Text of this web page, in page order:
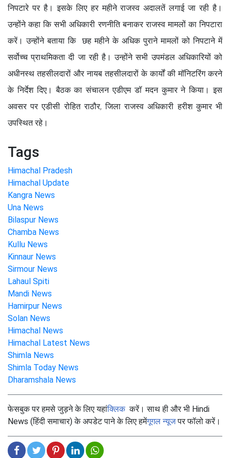
निपटारे पर है। इसके लिए हर महीने राजस्व अदालतें लगाई जा रही है।
उन्होंने कहा कि सभी अधिकारी रणनीति बनाकर राजस्व मामलों का निपटारा
करें। उन्होंने बताया कि छह महीने के अधिक पुराने मामलों को निपटाने में
सर्वोच्च प्राथमिकता दी जा रही है। उन्होंने सभी उपमंडल अधिकारियों को
अधीनस्थ तहसीलदारों और नायब तहसीलदारों के कार्यों की मॉनिटरिंग करने
के निर्देश दिए। बैठक का संचालन एडीएम डॉ मदन कुमार ने किया। इस
अवसर पर एडीसी रोहित राठौर, जिला राजस्व अधिकारी हरीश कुमार भी
उपस्थित रहे।
Tags
Himachal Pradesh
Himachal Update
Kangra News
Una News
Bilaspur News
Chamba News
Kullu News
Kinnaur News
Sirmour News
Lahaul Spiti
Mandi News
Hamirpur News
Solan News
Himachal News
Himachal Latest News
Shimla News
Shimla Today News
Dharamshala News
फेसबुक पर हमसे जुड़ने के लिए यहांक्लिककरें। साथ ही और भी Hindi
News (हिंदी समाचार) के अपडेट पाने के लिए हमेंगूगल न्यूजपर फॉलो करें।